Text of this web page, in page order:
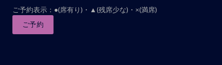
ナ
ビ
ゲ
ご予約表示：●(席有り)・▲(残席少な)・×(満席)
ご予約